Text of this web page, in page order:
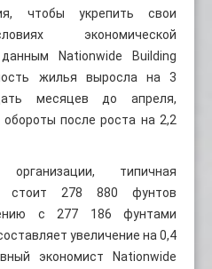
чтобы укрепить свои
экономической
Nationwide Building
жилья выросла на 3
месяцев до апреля,
после роста на 2,2
типичная
стоит 278 880 фунтов
с 277 186 фунтами
увеличение на 0,4
экономист Nationwide